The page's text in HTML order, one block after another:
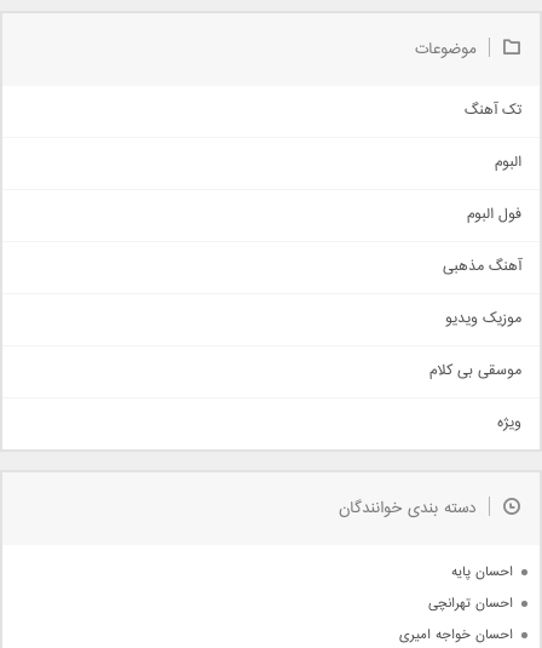
موضوعات
تک آهنگ
اجتماعی
حماسی
سنتی
اهنگ بندرعباسی
دمو
مذهبی
جدیدترین ها
البوم
فول البوم
آهنگ مذهبی
موزیک ویدیو
موسقی بی کلام
ویژه
دسته بندی خوانندگان
احسان پایه
احسان تهرانچی
احسان خواجه امیری